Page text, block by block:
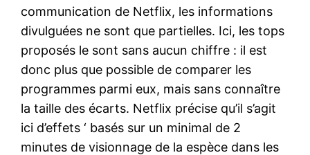
communication de Netflix, les informations
divulguées ne sont que partielles. Ici, les tops
proposés le sont sans aucun chiffre : il est
donc plus que possible de comparer les
programmes parmi eux, mais sans connaître
la taille des écarts. Netflix précise qu’il s’agit
ici d’effets ‘ basés sur un minimal de 2
minutes de visionnage de la espèce dans les